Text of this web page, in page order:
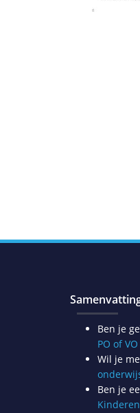
Ben je
PO of VO
Wil je
Ben je
Kinderen